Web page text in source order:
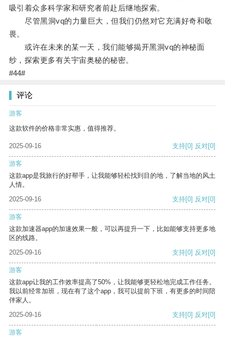
吸引着众多科学家和研究者前赴后继地探索。
尽管黑洞vq的力量巨大，但我们仍然对它充满好奇和敬
畏。
或许在未来的某一天，我们能够揭开黑洞vq的神秘面
纱，探索更多有关宇宙奥秘的秘密。
#44#
评论
游客
这款软件的价格非常实惠，值得推荐。
2025-09-16 支持[0] 反对[0]
游客
这款app是我旅行的好帮手，让我能够轻松找到目的地，了解当地的风土
人情。
2025-09-16
支持[0] 反对[0]
游客
这款加速器app的加速效果一般，可以再提升一下，比如能够支持更多地
区的线路。
2025-09-16
支持[0] 反对[0]
游客
这款app让我的工作效率提高了50%，让我能够更轻松地完成工作任务。
我以前经常加班，现在有了这个app，我可以提前下班，有更多的时间陪
伴家人。
2025-09-16
支持[0] 反对[0]
游客